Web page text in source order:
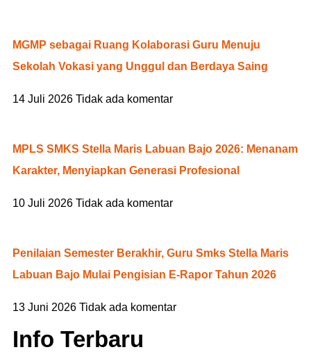
MGMP sebagai Ruang Kolaborasi Guru Menuju
Sekolah Vokasi yang Unggul dan Berdaya Saing
14 Juli 2026 Tidak ada komentar
MPLS SMKS Stella Maris Labuan Bajo 2026: Menanam
Karakter, Menyiapkan Generasi Profesional
10 Juli 2026 Tidak ada komentar
Penilaian Semester Berakhir, Guru Smks Stella Maris
Labuan Bajo Mulai Pengisian E-Rapor Tahun 2026
13 Juni 2026 Tidak ada komentar
Info Terbaru